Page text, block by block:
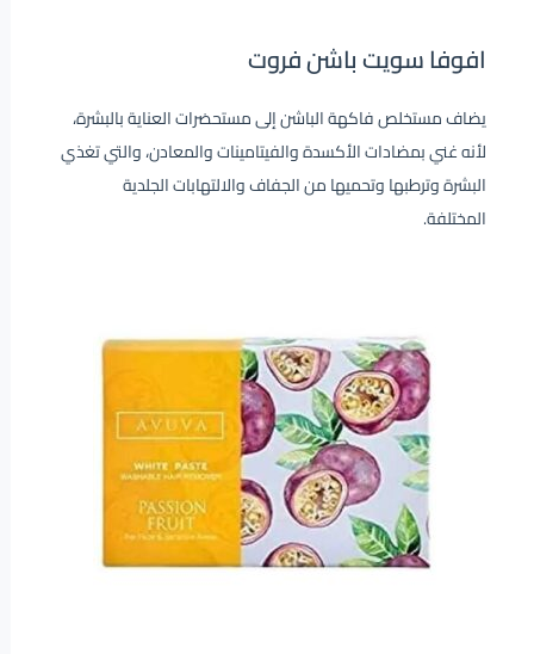
افوفا سويت باشن فروت
يضاف مستخلص فاكهة الباشن إلى مستحضرات العناية بالبشرة،
لأنه غني بمضادات الأكسدة والفيتامينات والمعادن، والتي تغذي
البشرة وترطبها وتحميها من الجفاف والالتهابات الجلدية
المختلفة.